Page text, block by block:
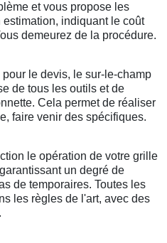
et vous propose les
indiquant le coût
demeurez de la procédure.
le devis, le sur-le-champ
de tous les outils et de
Cela permet de réaliser
faire venir des spécifiques.
le opération de votre grille
un degré de
de temporaires. Toutes les
les règles de l'art, avec des